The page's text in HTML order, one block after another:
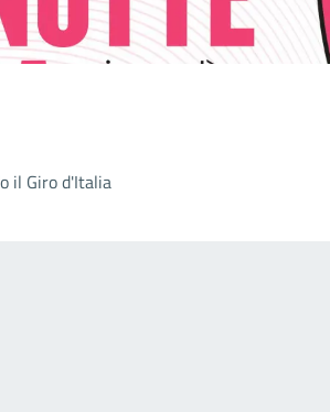
il Giro d'Italia